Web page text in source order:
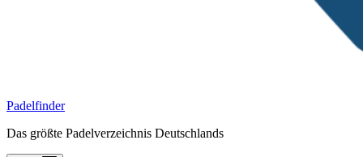
Padelfinder
Das größte Padelverzeichnis Deutschlands